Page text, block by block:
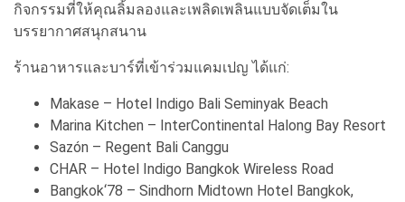
กิจกรรมที่ให้คุณลิ้มลองและเพลิดเพลินแบบจัดเต็มใน
บรรยากาศสนุกสนาน
ร้านอาหารและบาร์ที่เข้าร่วมแคมเปญ ได้แก่:
Makase – Hotel Indigo Bali Seminyak Beach
Marina Kitchen – InterContinental Halong Bay Resort
Sazón – Regent Bali Canggu
CHAR – Hotel Indigo Bangkok Wireless Road
Bangkok‘78 – Sindhorn Midtown Hotel Bangkok,